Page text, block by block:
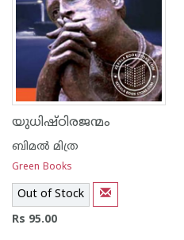
യുധിഷ്ഠിരജന്മം
ബിമല്‍ മിത്ര
Green Books
Out of Stock
Rs 95.00